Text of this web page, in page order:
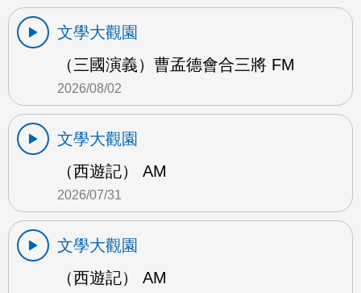
文學大觀園
（三國演義）曹孟德會合三將 FM
2026/08/02
文學大觀園
（西遊記） AM
2026/07/31
文學大觀園
（西遊記） AM